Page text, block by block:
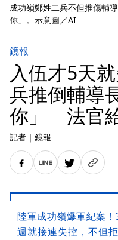
成功嶺鄭姓二兵不但推傷輔
你」。示意圖／AI
鏡報
入伍才5天
兵推倒輔導
你」 法官
記者 ｜ 鏡報
陸軍成功嶺爆軍紀案
週就接連失控，不但